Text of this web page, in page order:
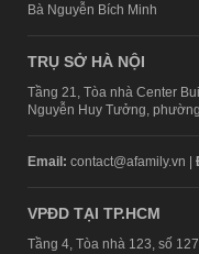
Bà Nguyễn Bích Minh
TRỤ SỞ HÀ NỘI
Tầng 21, Tòa nhà Center
Nguyễn Huy Tưởng,
Email: contact@afamily.vn |
VPĐD TẠI TP.HCM
Tầng 4, Tòa nhà 123, số